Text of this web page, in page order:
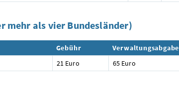
als vier Bundesländer)
Gebühr
Verwaltungsabgabe
21 Euro 65 Euro